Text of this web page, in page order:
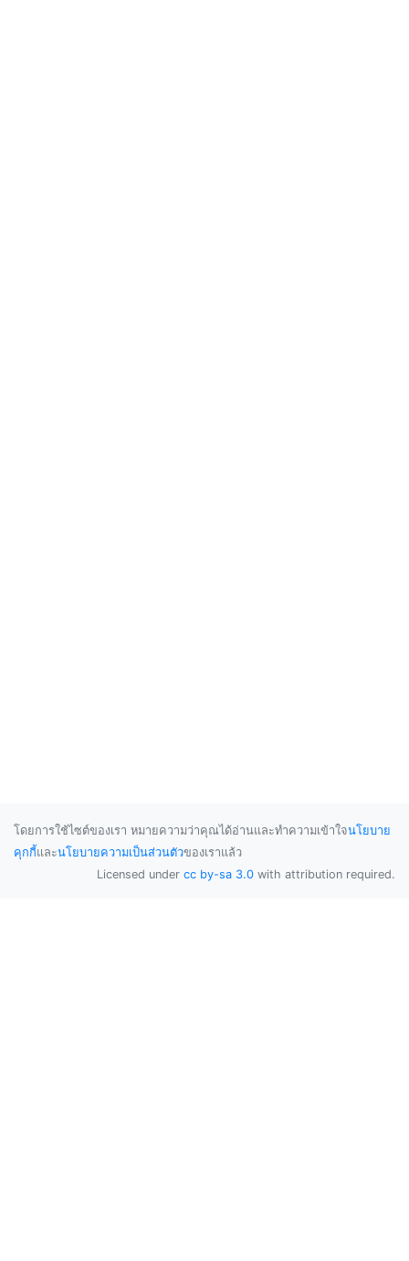
โดยการใช้ไซต์ของเรา หมายความว่าคุณได้อ่านและทำความเข้าใจนโยบาย
คุกกี้และนโยบายความเป็นส่วนตัวของเราแล้ว
Licensed under cc by-sa 3.0 with attribution required.